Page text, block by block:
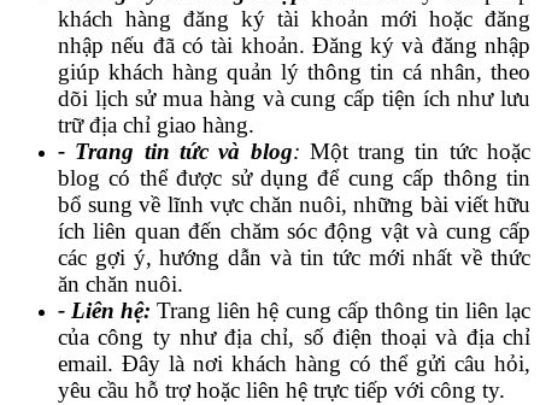
khách hàng đăng ký tài khoản mới hoặc đăng
nhập nếu đã có tài khoản. Đăng ký và đăng nhập
giúp khách hàng quản lý thông tin cá nhân, theo
dõi lịch sử mua hàng và cung cấp tiện ích như lưu
trữ địa chỉ giao hàng.
- Trang tin tức và blog: Một trang tin tức hoặc
blog có thể được sử dụng để cung cấp thông tin
bổ sung về lĩnh vực chăn nuôi, những bài viết hữu
ích liên quan đến chăm sóc động vật và cung cấp
các gợi ý, hướng dẫn và tin tức mới nhất về thức
ăn chăn nuôi.
- Liên hệ: Trang liên hệ cung cấp thông tin liên lạc
của công ty như địa chỉ, số điện thoại và địa chỉ
email. Đây là nơi khách hàng có thể gửi câu hỏi,
yêu cầu hỗ trợ hoặc liên hệ trực tiếp với công ty.